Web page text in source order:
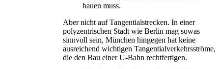
bauen muss.
Aber nicht auf Tangentialstrecken. In einer
polyzentrischen Stadt wie Berlin mag sowas
sinnvoll sein, München hingegen hat keine
ausreichend wichtigen Tangentialverkehrsströme,
die den Bau einer U-Bahn rechtfertigen.